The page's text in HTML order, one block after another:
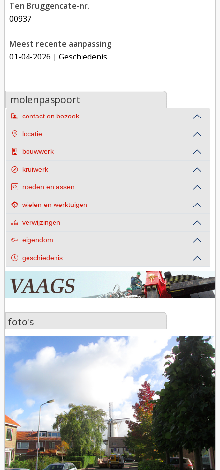
Ten Bruggencate-nr.
00937
Meest recente aanpassing
01-04-2026 | Geschiedenis
molenpaspoort
contact en bezoek
locatie
bouwwerk
kruiwerk
roeden en assen
wielen en werktuigen
verwijzingen
eigendom
geschiedenis
foto's
foto's